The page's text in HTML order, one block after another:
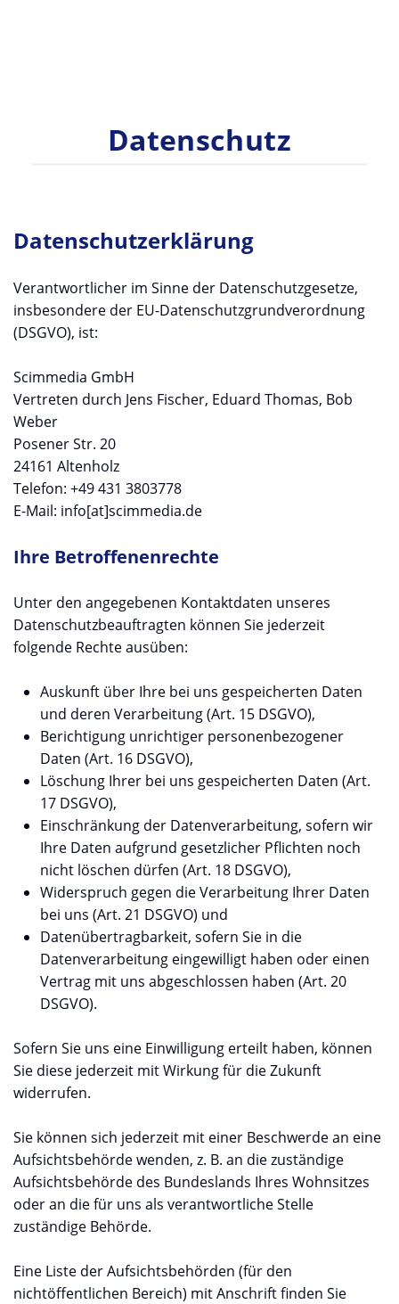
Datenschutz
Datenschutzerklärung
Verantwortlicher im Sinne der Datenschutzgesetze,
insbesondere der EU-Datenschutzgrundverordnung
(DSGVO), ist:
Scimmedia GmbH
Vertreten durch Jens Fischer, Eduard Thomas, Bob
Weber
Posener Str. 20
24161 Altenholz
Telefon: +49 431 3803778
E-Mail: info[at]scimmedia.de
Ihre Betroffenenrechte
Unter den angegebenen Kontaktdaten unseres
Datenschutzbeauftragten können Sie jederzeit
folgende Rechte ausüben:
Auskunft über Ihre bei uns gespeicherten Daten
und deren Verarbeitung (Art. 15 DSGVO),
Berichtigung unrichtiger personenbezogener
Daten (Art. 16 DSGVO),
Löschung Ihrer bei uns gespeicherten Daten (Art.
17 DSGVO),
Einschränkung der Datenverarbeitung, sofern wir
Ihre Daten aufgrund gesetzlicher Pflichten noch
nicht löschen dürfen (Art. 18 DSGVO),
Widerspruch gegen die Verarbeitung Ihrer Daten
bei uns (Art. 21 DSGVO) und
Datenübertragbarkeit, sofern Sie in die
Datenverarbeitung eingewilligt haben oder einen
Vertrag mit uns abgeschlossen haben (Art. 20
DSGVO).
Sofern Sie uns eine Einwilligung erteilt haben, können
Sie diese jederzeit mit Wirkung für die Zukunft
widerrufen.
Sie können sich jederzeit mit einer Beschwerde an eine
Aufsichtsbehörde wenden, z. B. an die zuständige
Aufsichtsbehörde des Bundeslands Ihres Wohnsitzes
oder an die für uns als verantwortliche Stelle
zuständige Behörde.
Eine Liste der Aufsichtsbehörden (für den
nichtöffentlichen Bereich) mit Anschrift finden Sie